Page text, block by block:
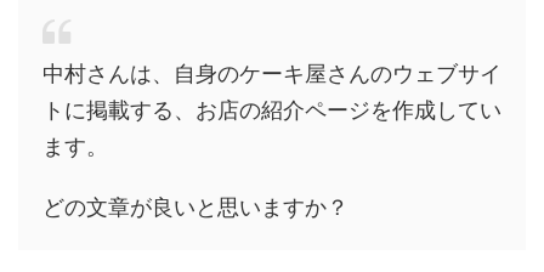
中村さんは、自身のケーキ屋さんのウェブサイ
トに掲載する、お店の紹介ページを作成してい
ます。
どの文章が良いと思いますか？